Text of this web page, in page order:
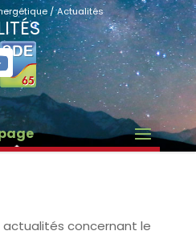
/ Actualités
concernant le